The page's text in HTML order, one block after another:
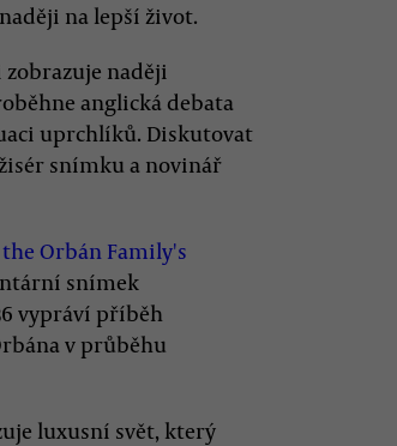
na lepší život.
naději
anglická debata
uprchlíků. Diskutovat
snímku a novinář
Orbán Family's
snímek
vypráví příběh
v průběhu
luxusní svět, který